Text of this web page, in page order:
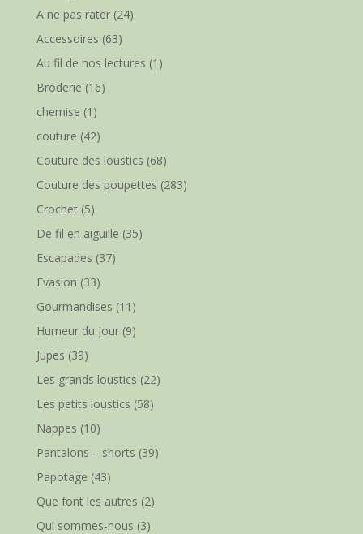
A ne pas rater(24)
Accessoires (63)
Au fil de nos lectures (1)
Broderie (16)
chemise (1)
couture (42)
Couture des loustics (68)
Couture des poupettes (283)
Crochet (5)
De fil en aiguille (35)
Escapades (37)
Evasion (33)
Gourmandises (11)
Humeur du jour(9)
Jupes (39)
Les grands loustics (22)
Les petits loustics (58)
Nappes (10)
Pantalons – shorts (39)
Papotage (43)
Que font les autres (2)
Qui sommes-nous (3)